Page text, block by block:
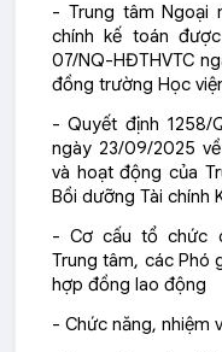
- Trung tâm Ngoại
chính kế toán
07/NQ-HĐTHVTC
đồng trường Học
- Quyết định 1258/
ngày 23/09/2025
và hoạt động của
Bồi dưỡng Tài chính
- Cơ cấu tổ chức
Trung tâm, các Phó
hợp đồng lao động
- Chức năng, nhiệm